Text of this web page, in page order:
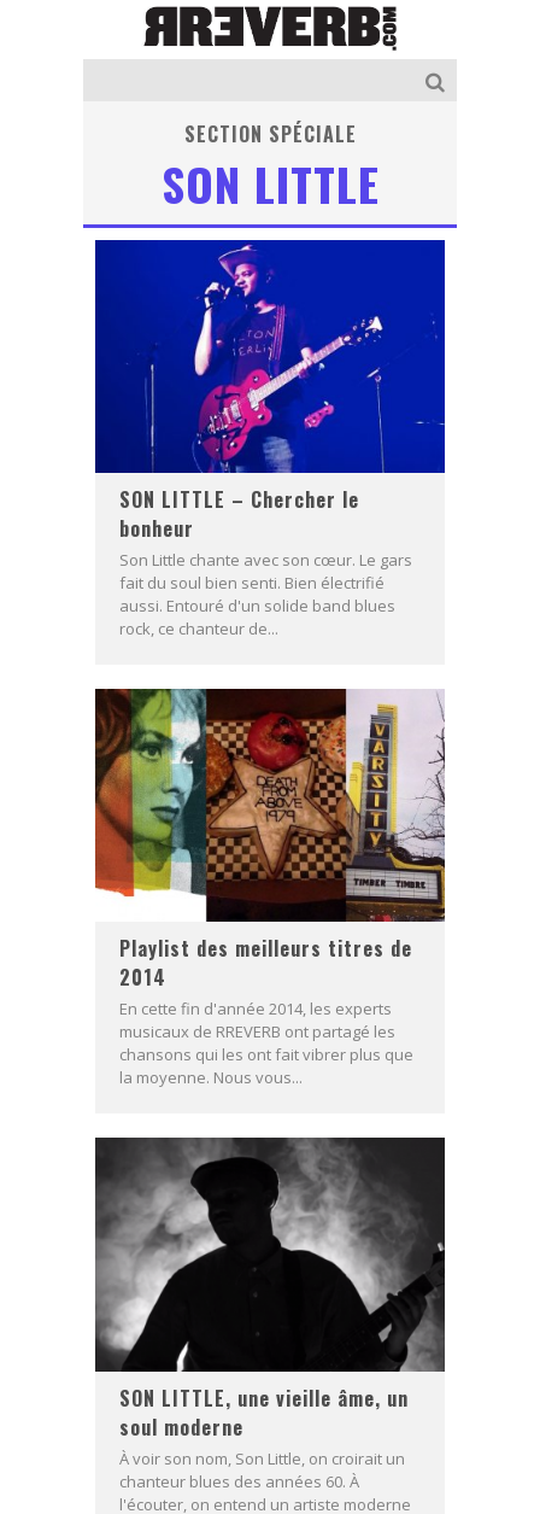
SECTION SPÉCIALE
SON LITTLE
SON LITTLE – Chercher le
bonheur
Son Little chante avec son cœur. Le gars
fait du soul bien senti. Bien électrifié
aussi. Entouré d'un solide band blues
rock, ce chanteur de...
Playlist des meilleurs titres de
2014
En cette fin d'année 2014, les experts
musicaux de RREVERB ont partagé les
chansons qui les ont fait vibrer plus que
la moyenne. Nous vous...
SON LITTLE, une vieille âme, un
soul moderne
À voir son nom, Son Little, on croirait un
chanteur blues des années 60. À
l'écouter, on entend un artiste moderne